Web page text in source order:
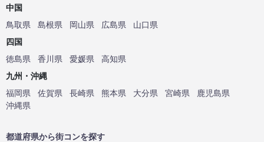
中国
鳥取県
島根県 岡山県 広島県
山口県
四国
徳島県
香川県 愛媛県
高知県
九州・沖縄
福岡県
佐賀県 長崎県 熊本県 大分県 宮崎県
鹿児島県
沖縄県
都道府県から街コンを探す